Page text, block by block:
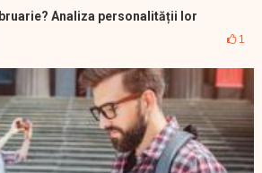
Analiza personalității lor
1